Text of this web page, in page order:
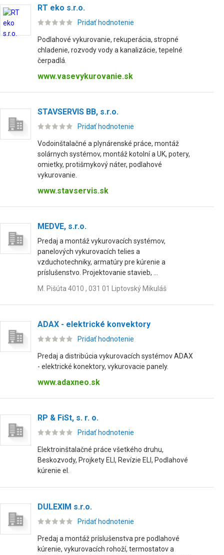
RT eko s.r.o.
Pridať hodnotenie
Podlahové vykurovanie, rekuperácia, stropné
chladenie, rozvody vody a kanalizácie, tepelné
čerpadlá.
www.vasevykurovanie.sk
STAVSERVIS BB, s.r.o.
Pridať hodnotenie
Vodoinštalačné a plynárenské práce, montáž
solárnych systémov, montáž kotolní a UK, potery,
omietky, protišmykový náter, podlahové
vykurovanie.
www.stavservis.sk
MEDVE, s.r.o.
Predaj a montáž vykurovacích systémov,
panelových vykurovacích telies a
vzduchotechniky, armatúry pre kúrenie a
príslušenstvo. Projektovanie stavieb, ...
M. Pišúta 4010 , 031 01 Liptovský Mikuláš
ADAX - elektrické konvektory
Pridať hodnotenie
Predaj a distribúcia vykurovacích systémov ADAX
- elektrické konektory, vykurovacie panely.
www.adaxneo.sk
RP & FiSt, s. r. o.
Pridať hodnotenie
Elektroinštalačné práce všetkého druhu,
Beskozvody, Projkety ELI, Revízie ELI, Podlahové
kúrenie el.
DULEXIM s.r.o.
Pridať hodnotenie
Predaj a montáž príslušenstva pre podlahové
kúrenie, vykurovacích rohoží, termostatov a